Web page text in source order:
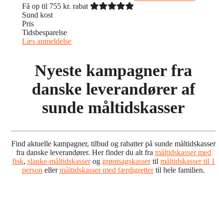
Få op til 755 kr. rabat
Sund kost
Pris
Tidsbesparelse
Læs anmeldelse
Nyeste kampagner fra
danske leverandører af
sunde måltidskasser
Find aktuelle kampagner, tilbud og rabatter på sunde måltidskasser
fra danske leverandører. Her finder du alt fra måltidskasser med
fisk, slanke-måltidskasserog grøntsagskassertil måltidskasser til 1
person ellermåltidskasser med færdigrettertil hele familien.